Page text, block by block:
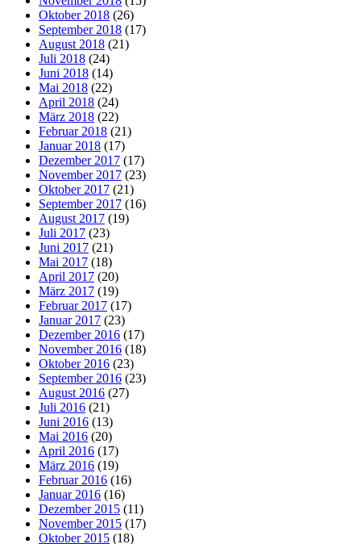
Oktober 2018 (26)
September 2018 (17)
August 2018 (21)
Juli 2018 (24)
Juni 2018 (14)
Mai 2018 (22)
April 2018 (24)
März 2018 (22)
Februar 2018 (21)
Januar 2018 (17)
Dezember 2017 (17)
November 2017 (23)
Oktober 2017 (21)
September 2017 (16)
August 2017 (19)
Juli 2017 (23)
Juni 2017 (21)
Mai 2017 (18)
April 2017 (20)
März 2017 (19)
Februar 2017 (17)
Januar 2017 (23)
Dezember 2016 (17)
November 2016 (18)
Oktober 2016 (23)
September 2016 (23)
August 2016 (27)
Juli 2016 (21)
Juni 2016 (13)
Mai 2016 (20)
April 2016 (17)
März 2016 (19)
Februar 2016 (16)
Januar 2016 (16)
Dezember 2015 (11)
November 2015 (17)
Oktober 2015 (18)